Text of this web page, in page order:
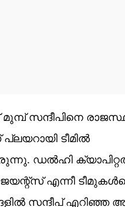
സന്ദീപിനെ
ടീമില്‍
ഡല്‍ഹി
എന്നീ
സന്ദീപ് എറിഞ്ഞ